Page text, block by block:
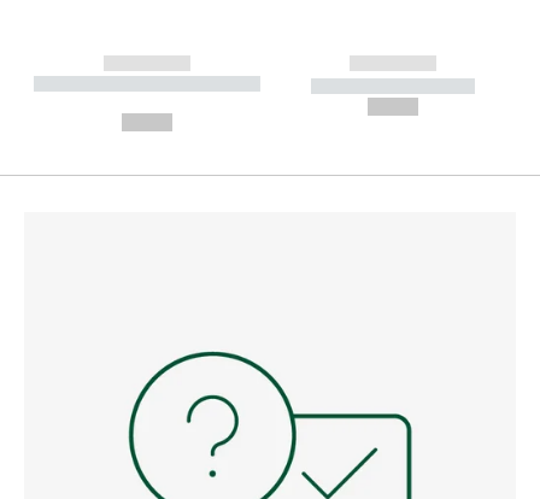
------------
----------- ----------- --------
------------
----------- -----------